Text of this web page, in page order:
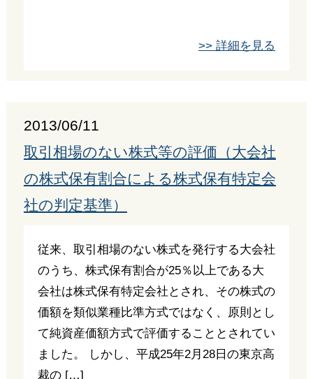
>> 詳細を見る
2013/06/11
取引相場のない株式等の評価（大会社
の株式保有割合による株式保有特定会
社の判定基準）
従来、取引相場のない株式を発行する大会社
のうち、株式保有割合が25％以上である大
会社は株式保有特定会社とされ、その株式の
価額を類似業種比準方式ではなく、原則とし
て純資産価額方式で評価することとされてい
ました。 しかし、平成25年2月28日の東京高
裁の […]